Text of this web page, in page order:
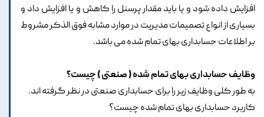
افزایش داده شود و یا باید مقدار پرسنل را کاهش و یا افزایش داد و
بسیاری از انواع تصمیمات مدیریت در موارد مشابه فوق الذکر مشروط
بر اطلاعات حسابداری بهای تمام شده می باشد.
وظایف حسابداری بهای تمام شده ( صنعتی ) چیست؟
به طور کلی وظایف زیر را برای حسابداری صنعتی در نظر گرفته اند.
کاربرد حسابداری بهای تمام شده چیست؟